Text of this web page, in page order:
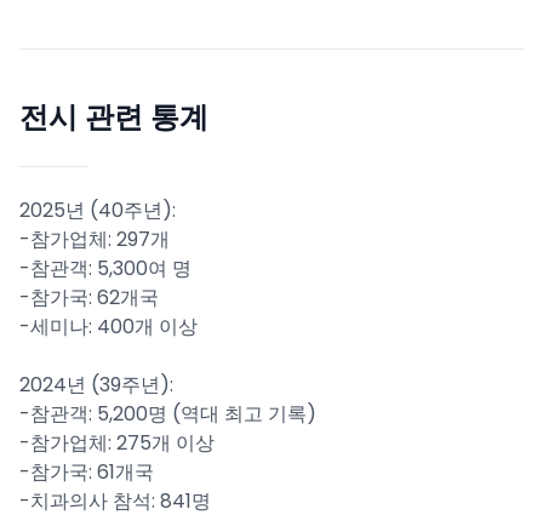
전시 관련 통계
2025년 (40주년):
-참가업체: 297개
-참관객: 5,300여 명
-참가국: 62개국
-세미나: 400개 이상
2024년 (39주년):
-참관객: 5,200명 (역대 최고 기록)
-참가업체: 275개 이상
-참가국: 61개국
-치과의사 참석: 841명